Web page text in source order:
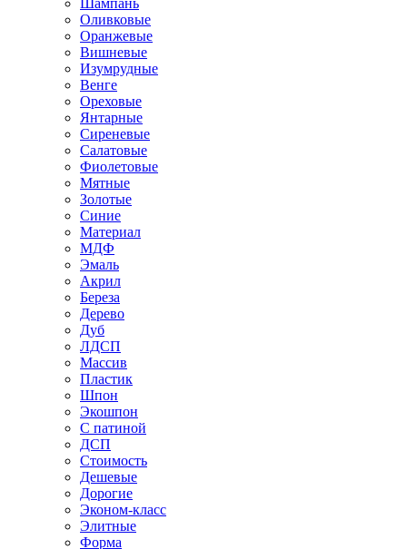
Шампань
Оливковые
Оранжевые
Вишневые
Изумрудные
Венге
Ореховые
Янтарные
Сиреневые
Салатовые
Фиолетовые
Мятные
Золотые
Синие
Материал
МДФ
Эмаль
Акрил
Береза
Дерево
Дуб
ЛДСП
Массив
Пластик
Шпон
Экошпон
С патиной
ДСП
Стоимость
Дешевые
Дорогие
Эконом-класс
Элитные
Форма